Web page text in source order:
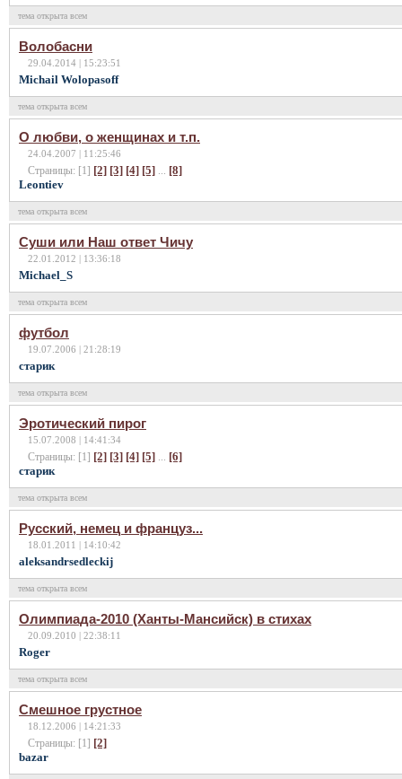
тема открыта всем
Волобасни
29.04.2014 | 15:23:51
Michail Wolopasoff
тема открыта всем
О любви, о женщинах и т.п.
24.04.2007 | 11:25:46
Страницы: [1] [2] [3] [4] [5] ... [8]
Leontiev
тема открыта всем
Суши или Наш ответ Чичу
22.01.2012 | 13:36:18
Michael_S
тема открыта всем
футбол
19.07.2006 | 21:28:19
старик
тема открыта всем
Эротический пирог
15.07.2008 | 14:41:34
Страницы: [1] [2] [3] [4] [5] ... [6]
cтарик
тема открыта всем
Русский, немец и француз...
18.01.2011 | 14:10:42
aleksandrsedleckij
тема открыта всем
Олимпиада-2010 (Ханты-Мансийск) в стихах
20.09.2010 | 22:38:11
Roger
тема открыта всем
Смешное грустное
18.12.2006 | 14:21:33
Страницы: [1] [2]
bazar